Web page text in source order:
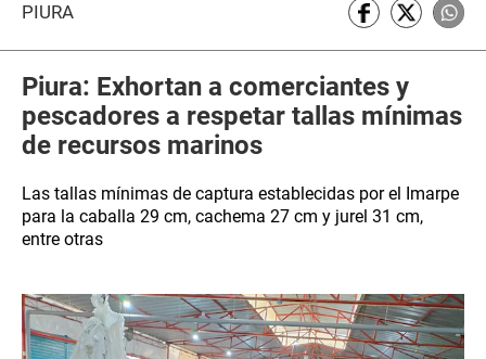
PIURA
Piura: Exhortan a comerciantes y
pescadores a respetar tallas mínimas
de recursos marinos
Las tallas mínimas de captura establecidas por el Imarpe
para la caballa 29 cm, cachema 27 cm y jurel 31 cm,
entre otras